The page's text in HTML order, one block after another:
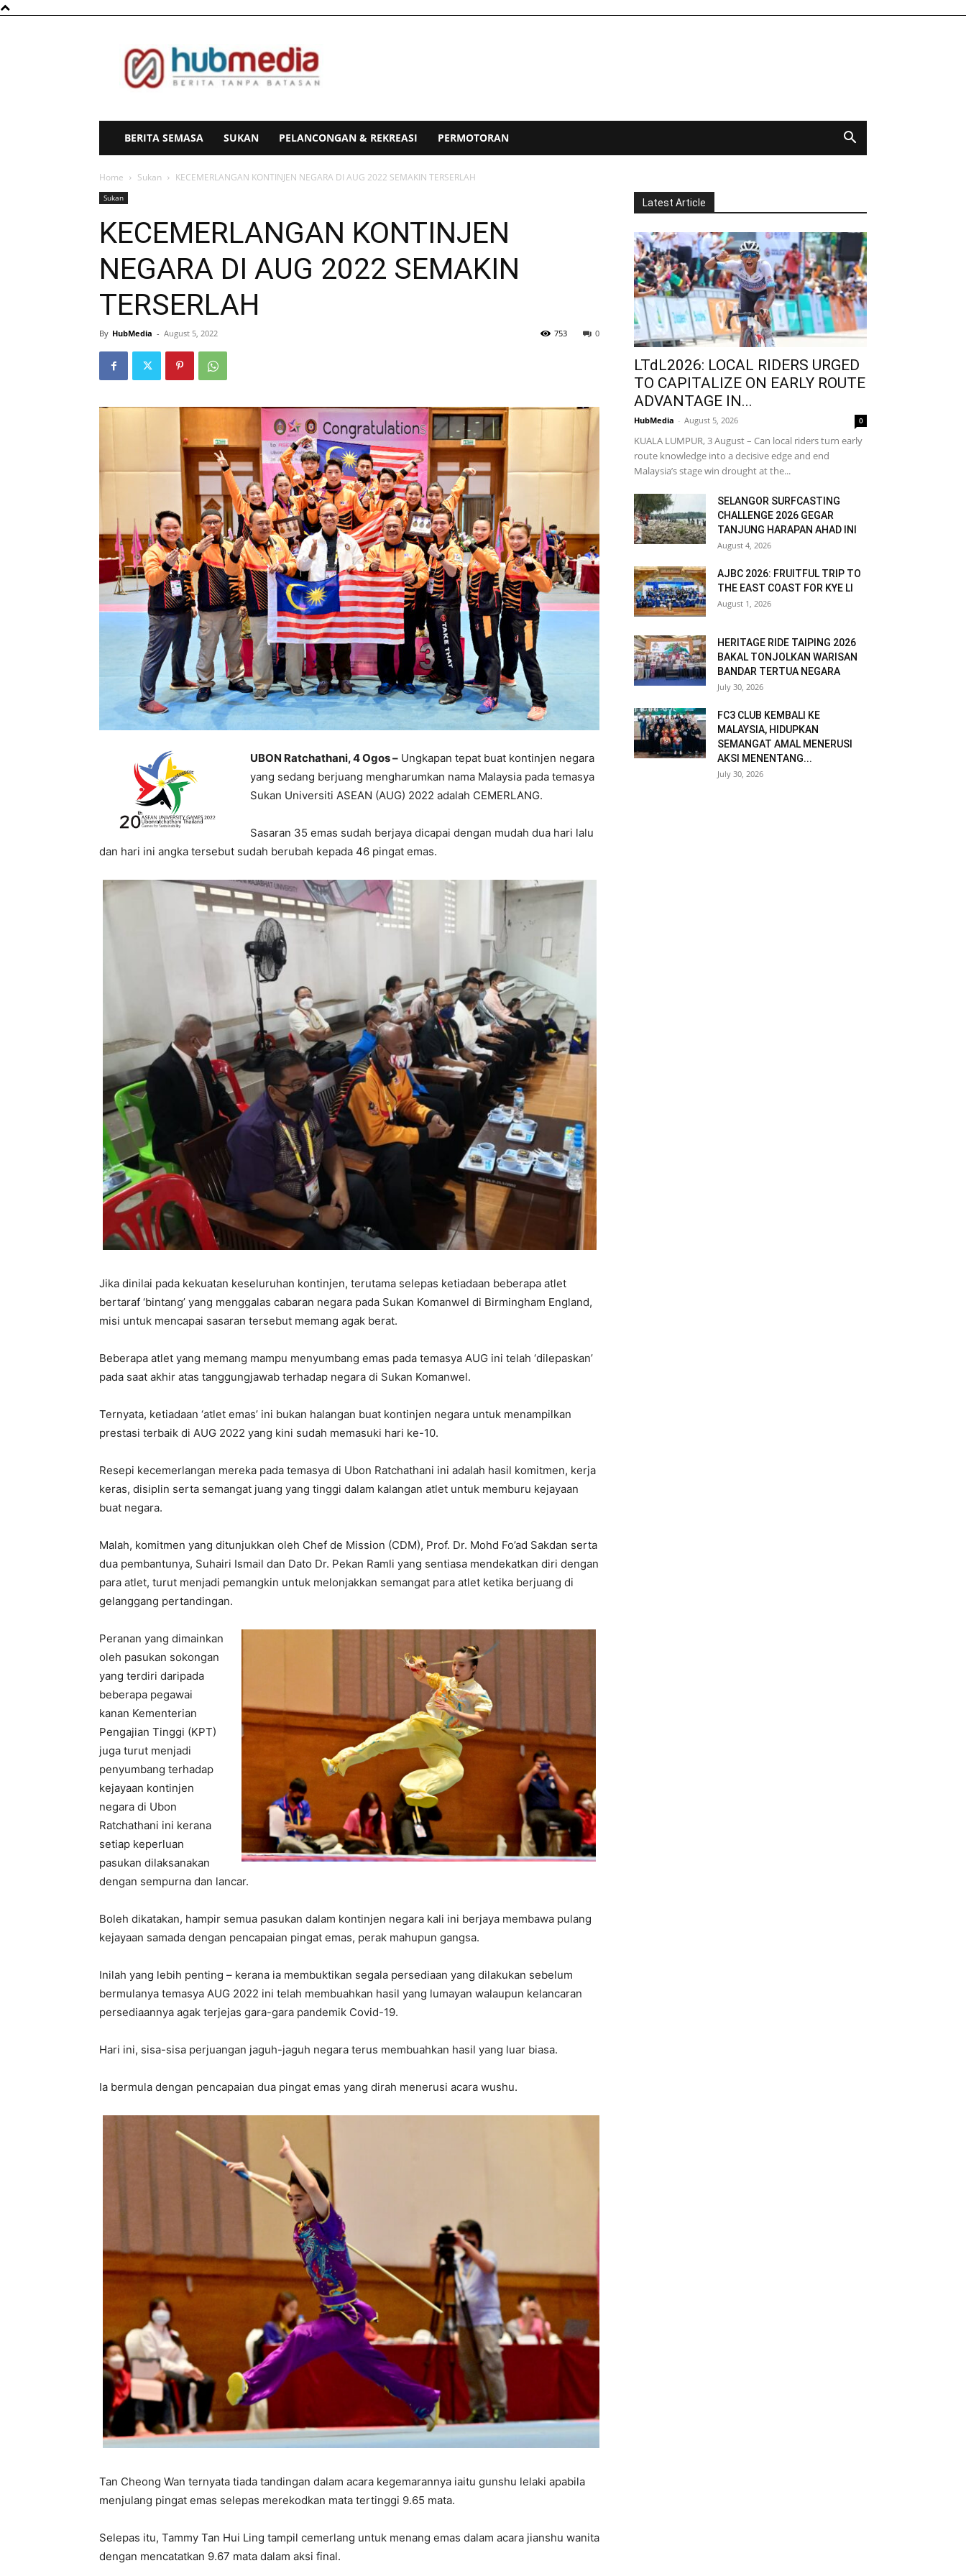
BERITA SEMASA SUKAN PELANCONGAN & REKREASI PERMOTORAN
Home Sukan KECEMERLANGAN KONTINJEN NEGARA DI AUG 2022 SEMAKIN TERSERLAH
Sukan
KECEMERLANGAN KONTINJEN
NEGARA DI AUG 2022 SEMAKIN
TERSERLAH
By HubMedia - August 5, 2022 0
753
UBON Ratchathani, 4 Ogos – Ungkapan tepat buat kontinjen negara
yang sedang berjuang mengharumkan nama Malaysia pada temasya
Sukan Universiti ASEAN (AUG) 2022 adalah CEMERLANG.
Sasaran 35 emas sudah berjaya dicapai dengan mudah dua hari lalu
dan hari ini angka tersebut sudah berubah kepada 46 pingat emas.
Jika dinilai pada kekuatan keseluruhan kontinjen, terutama selepas ketiadaan beberapa atlet
bertaraf ‘bintang’ yang menggalas cabaran negara pada Sukan Komanwel di Birmingham England,
misi untuk mencapai sasaran tersebut memang agak berat.
Beberapa atlet yang memang mampu menyumbang emas pada temasya AUG ini telah ‘dilepaskan’
pada saat akhir atas tanggungjawab terhadap negara di Sukan Komanwel.
Ternyata, ketiadaan ‘atlet emas’ ini bukan halangan buat kontinjen negara untuk menampilkan
prestasi terbaik di AUG 2022 yang kini sudah memasuki hari ke-10.
Resepi kecemerlangan mereka pada temasya di Ubon Ratchathani ini adalah hasil komitmen, kerja
keras, disiplin serta semangat juang yang tinggi dalam kalangan atlet untuk memburu kejayaan
buat negara.
Malah, komitmen yang ditunjukkan oleh Chef de Mission (CDM), Prof. Dr. Mohd Fo’ad Sakdan serta
dua pembantunya, Suhairi Ismail dan Dato Dr. Pekan Ramli yang sentiasa mendekatkan diri dengan
para atlet, turut menjadi pemangkin untuk melonjakkan semangat para atlet ketika berjuang di
gelanggang pertandingan.
Peranan yang dimainkan
oleh pasukan sokongan
yang terdiri daripada
beberapa pegawai
kanan Kementerian
Pengajian Tinggi (KPT)
juga turut menjadi
penyumbang terhadap
kejayaan kontinjen
negara di Ubon
Ratchathani ini kerana
setiap keperluan
pasukan dilaksanakan
dengan sempurna dan lancar.
Boleh dikatakan, hampir semua pasukan dalam kontinjen negara kali ini berjaya membawa pulang
kejayaan samada dengan pencapaian pingat emas, perak mahupun gangsa.
Inilah yang lebih penting – kerana ia membuktikan segala persediaan yang dilakukan sebelum
bermulanya temasya AUG 2022 ini telah membuahkan hasil yang lumayan walaupun kelancaran
persediaannya agak terjejas gara-gara pandemik Covid-19.
Hari ini, sisa-sisa perjuangan jaguh-jaguh negara terus membuahkan hasil yang luar biasa.
Ia bermula dengan pencapaian dua pingat emas yang dirah menerusi acara wushu.
Tan Cheong Wan ternyata tiada tandingan dalam acara kegemarannya iaitu gunshu lelaki apabila
menjulang pingat emas selepas merekodkan mata tertinggi 9.65 mata.
Selepas itu, Tammy Tan Hui Ling tampil cemerlang untuk menang emas dalam acara jianshu wanita
dengan mencatatkan 9.67 mata dalam aksi final.
Latest Article
LTdL2026: LOCAL RIDERS URGED
TO CAPITALIZE ON EARLY ROUTE
ADVANTAGE IN...
HubMedia - August 5, 2026 0
KUALA LUMPUR, 3 August – Can local riders turn early
route knowledge into a decisive edge and end
Malaysia’s stage win drought at the...
SELANGOR SURFCASTING
CHALLENGE 2026 GEGAR
TANJUNG HARAPAN AHAD INI
August 4, 2026
AJBC 2026: FRUITFUL TRIP TO
THE EAST COAST FOR KYE LI
August 1, 2026
HERITAGE RIDE TAIPING 2026
BAKAL TONJOLKAN WARISAN
BANDAR TERTUA NEGARA
July 30, 2026
FC3 CLUB KEMBALI KE
MALAYSIA, HIDUPKAN
SEMANGAT AMAL MENERUSI
AKSI MENENTANG...
July 30, 2026